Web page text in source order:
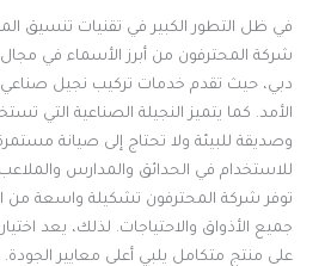
في ظل التطور الكبير في تقنيات تنسيق
شركة المحترفون من أبرز الأسماء في
دبي، حيث تقدم خدمات تركيب نجيل صناعي
الأمد. كما يتميز النجيلة الصناعية التي
وصديقة للبيئة ولا تحتاج إلى صيانة
للاستخدام في الحدائق والمدارس والملاعب
توفر شركة المحترفون تشكيلة واسعة من
جميع الأذواق والاحتياجات. لذلك، يعد
على منتج متكامل يلبي أعلى معايير الجودة.